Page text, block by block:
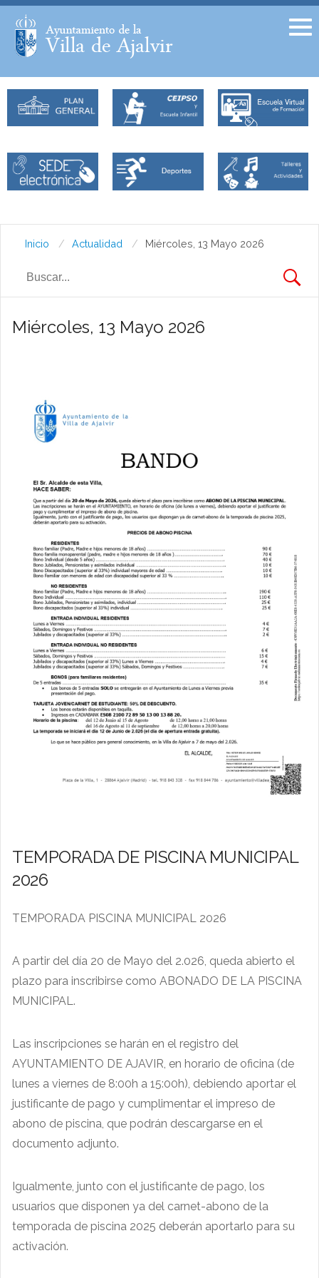
Facebook
Inicio Actualidad Miércoles, 13 Mayo 2026
Miércoles, 13 Mayo 2026
TEMPORADA DE PISCINA MUNICIPAL
2026
TEMPORADA PISCINA MUNICIPAL 2026
A partir del día 20 de Mayo del 2.026, queda abierto el
plazo para inscribirse como ABONADO DE LA PISCINA
MUNICIPAL.
Las inscripciones se harán en el registro del
AYUNTAMIENTO DE AJAVIR, en horario de oficina (de
lunes a viernes de 8:00h a 15:00h), debiendo aportar el
justificante de pago y cumplimentar el impreso de
abono de piscina, que podrán descargarse en el
documento adjunto.
Igualmente, junto con el justificante de pago, los
usuarios que disponen ya del carnet-abono de la
temporada de piscina 2025 deberán aportarlo para su
activación.